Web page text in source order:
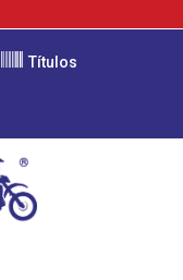
Títulos